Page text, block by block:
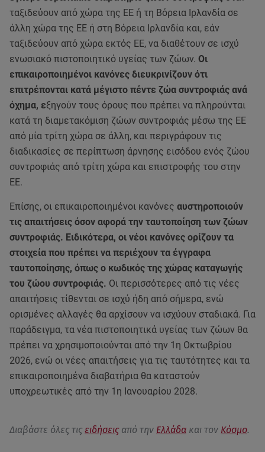
ταξιδεύουν από χώρα της ΕΕ ή τη Βόρεια Ιρλανδία σε
άλλη χώρα της ΕΕ ή στη Βόρεια Ιρλανδία και, εάν
ταξιδεύουν από χώρα εκτός ΕΕ, να διαθέτουν σε ισχύ
ενωσιακό πιστοποιητικό υγείας των ζώων. Οι
επικαιροποιημένοι κανόνες διευκρινίζουν ότι
επιτρέπονται κατά μέγιστο πέντε ζώα συντροφιάς ανά
όχημα, εξηγούν τους όρους που πρέπει να πληρούνται
κατά τη διαμετακόμιση ζώων συντροφιάς μέσω της ΕΕ
από μία τρίτη χώρα σε άλλη, και περιγράφουν τις
διαδικασίες σε περίπτωση άρνησης εισόδου ενός ζώου
συντροφιάς από τρίτη χώρα και επιστροφής του στην
ΕΕ.
Επίσης, οι επικαιροποιημένοι κανόνες αυστηροποιούν
τις απαιτήσεις όσον αφορά την ταυτοποίηση των ζώων
συντροφιάς. Ειδικότερα, οι νέοι κανόνες ορίζουν τα
στοιχεία που πρέπει να περιέχουν τα έγγραφα
ταυτοποίησης, όπως ο κωδικός της χώρας καταγωγής
του ζώου συντροφιάς. Οι περισσότερες από τις νέες
απαιτήσεις τίθενται σε ισχύ ήδη από σήμερα, ενώ
ορισμένες αλλαγές θα αρχίσουν να ισχύουν σταδιακά. Για
παράδειγμα, τα νέα πιστοποιητικά υγείας των ζώων θα
πρέπει να χρησιμοποιούνται από την 1η Οκτωβρίου
2026, ενώ οι νέες απαιτήσεις για τις ταυτότητες και τα
επικαιροποιημένα διαβατήρια θα καταστούν
υποχρεωτικές από την 1η Ιανουαρίου 2028.
Διαβάστε όλες τις ειδήσεις από την Ελλάδα και τον Κόσμο.